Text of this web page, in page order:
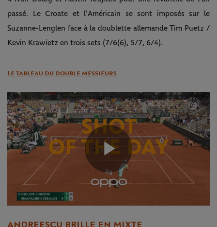
passé. Le Croate et l'Américain se sont imposés sur le
Suzanne-Lenglen face à la doublette allemande Tim Puetz /
Kevin Krawietz en trois sets (7/6(6), 5/7, 6/4).
Le tableau du double messieurs
Play
Video
ANDREESCU BRILLE EN MIXTE